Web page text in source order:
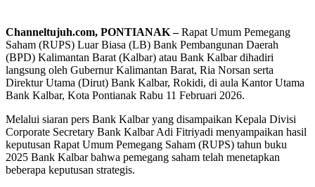
Channeltujuh.com, PONTIANAK –Rapat Umum Pemegang
Saham (RUPS) Luar Biasa (LB) Bank Pembangunan Daerah
(BPD) Kalimantan Barat (Kalbar) atau Bank Kalbar dihadiri
langsung oleh Gubernur Kalimantan Barat, Ria Norsan serta
Direktur Utama (Dirut) Bank Kalbar, Rokidi, di aula Kantor Utama
Bank Kalbar, Kota Pontianak Rabu 11 Februari 2026.
Melalui siaran pers Bank Kalbar yang disampaikan Kepala Divisi
Corporate Secretary Bank Kalbar Adi Fitriyadi menyampaikan hasil
keputusan Rapat Umum Pemegang Saham (RUPS) tahun buku
2025 Bank Kalbar bahwa pemegang saham telah menetapkan
beberapa keputusan strategis.